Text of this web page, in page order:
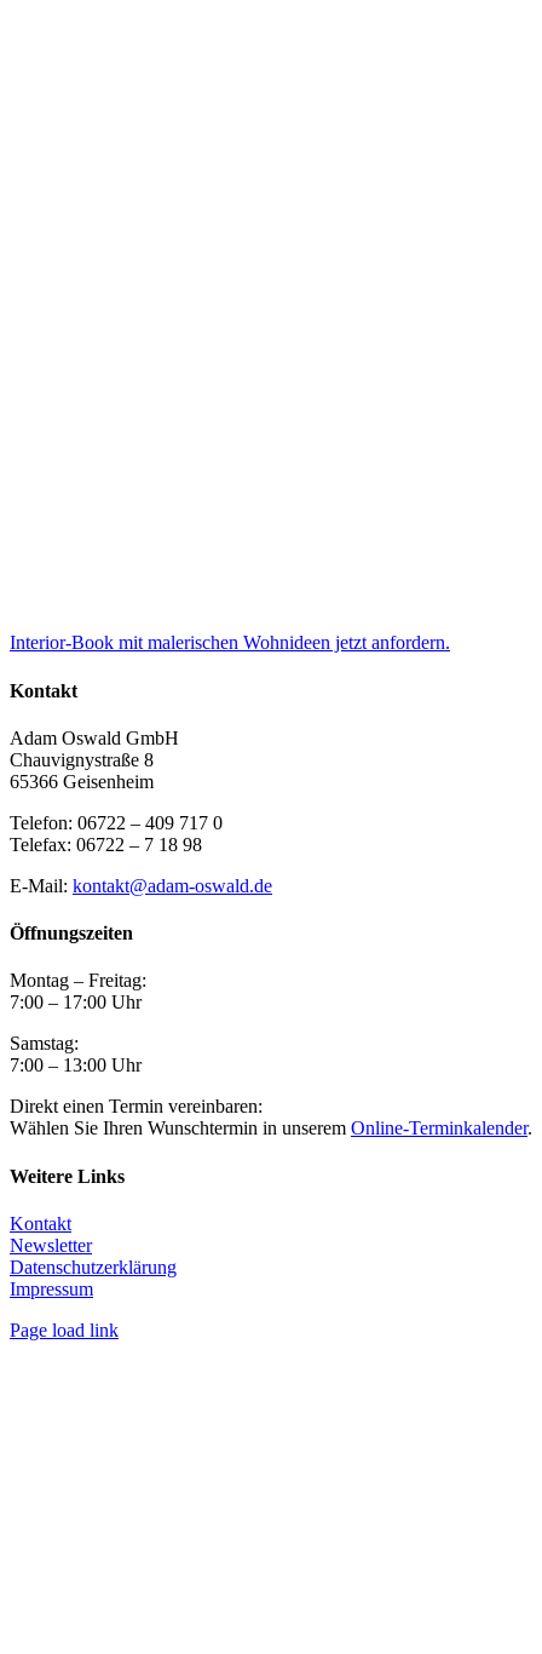
Interior-Book mit malerischen Wohnideen jetzt anfordern.
Kontakt
Adam Oswald GmbH
Chauvignystraße 8
65366 Geisenheim
Telefon: 06722 – 409 717 0
Telefax: 06722 – 7 18 98
E-Mail: kontakt@adam-oswald.de
Öffnungszeiten
Montag – Freitag:
7:00 – 17:00 Uhr
Samstag:
7:00 – 13:00 Uhr
Direkt einen Termin vereinbaren:
Wählen Sie Ihren Wunschtermin in unserem Online-Terminkalender.
Weitere Links
Kontakt
Newsletter
Datenschutzerklärung
Impressum
Page load link